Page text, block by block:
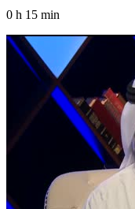
0 h 15 min